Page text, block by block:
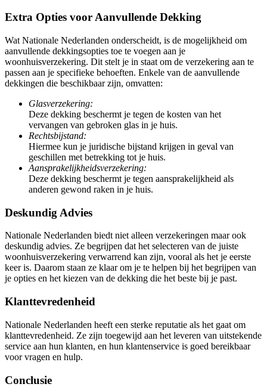
Extra Opties voor Aanvullende Dekking
Wat Nationale Nederlanden onderscheidt, is de mogelijkheid om
aanvullende dekkingsopties toe te voegen aan je
woonhuisverzekering. Dit stelt je in staat om de verzekering aan te
passen aan je specifieke behoeften. Enkele van de aanvullende
dekkingen die beschikbaar zijn, omvatten:
Glasverzekering:
Deze dekking beschermt je tegen de kosten van het
vervangen van gebroken glas in je huis.
Rechtsbijstand:
Hiermee kun je juridische bijstand krijgen in geval van
geschillen met betrekking tot je huis.
Aansprakelijkheidsverzekering:
Deze dekking beschermt je tegen aansprakelijkheid als
anderen gewond raken in je huis.
Deskundig Advies
Nationale Nederlanden biedt niet alleen verzekeringen maar ook
deskundig advies. Ze begrijpen dat het selecteren van de juiste
woonhuisverzekering verwarrend kan zijn, vooral als het je eerste
keer is. Daarom staan ze klaar om je te helpen bij het begrijpen van
je opties en het kiezen van de dekking die het beste bij je past.
Klanttevredenheid
Nationale Nederlanden heeft een sterke reputatie als het gaat om
klanttevredenheid. Ze zijn toegewijd aan het leveren van uitstekende
service aan hun klanten, en hun klantenservice is goed bereikbaar
voor vragen en hulp.
Conclusie